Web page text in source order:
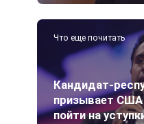
Что еще почитать
Кандидат-
призывает США
пойти на